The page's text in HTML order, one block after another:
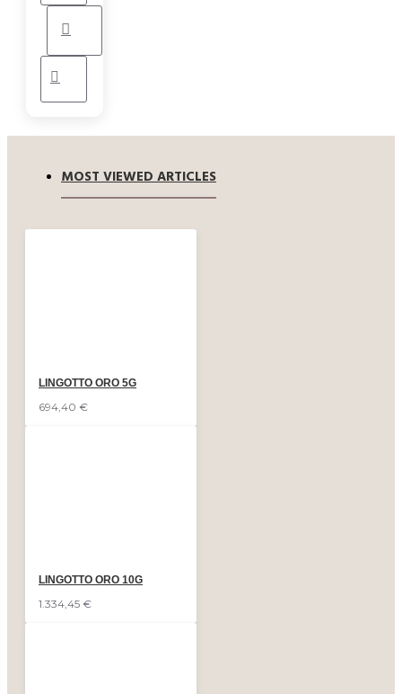
MOST VIEWED ARTICLES
LINGOTTO ORO 5G
694,40 €
LINGOTTO ORO 10G
1.334,45 €